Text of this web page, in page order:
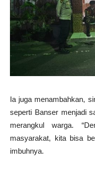
Ia juga menambahkan,
seperti Banser menjadi
merangkul warga.
masyarakat, kita bisa
imbuhnya.